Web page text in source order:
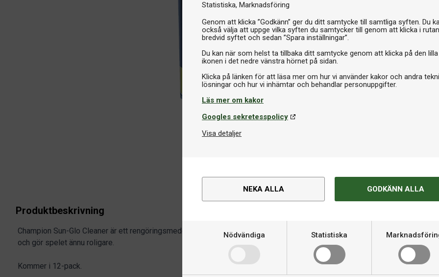
Statistiska Marknadsföring
Genom att klicka ”Godkänn” ger du ditt samtycke till samtliga syften. Du
också välja att uppge vilka syften du samtycker till genom att klicka i rutan
bredvid syftet och sedan ”Spara inställningar”.
Du kan när som helst ta tillbaka ditt samtycke genom att klicka på den lilla
ikonen i det nedre vänstra hörnet på sidan.
Klicka på länken för att läsa mer om hur vi använder kakor och andra
Läs mer om kakor
Googles sekretesspolicy
Visa detaljer
NEKA ALLA GODKÄNN ALLA
Nödvändiga Statistiska
I
Produktbeskrivning
Champion Sun-Glo Cleaner är ett rengöringsmedel som håller ditt shuffleboard i toppskick
och gör spelet ännu roligare.
Kommer i 12-pack.
Varumärke